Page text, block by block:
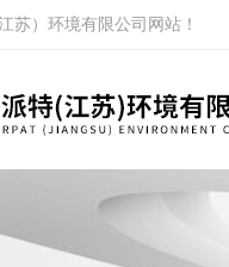
苏）环境有限公司网站！